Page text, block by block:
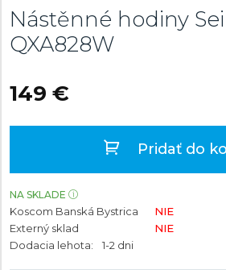
Nástěnné hodiny
QXA828W
149 €
Pridať do
NA SKLADE
Koscom Banská Bystrica
NIE
Externý sklad
NIE
Dodacia lehota:
1-2 dni